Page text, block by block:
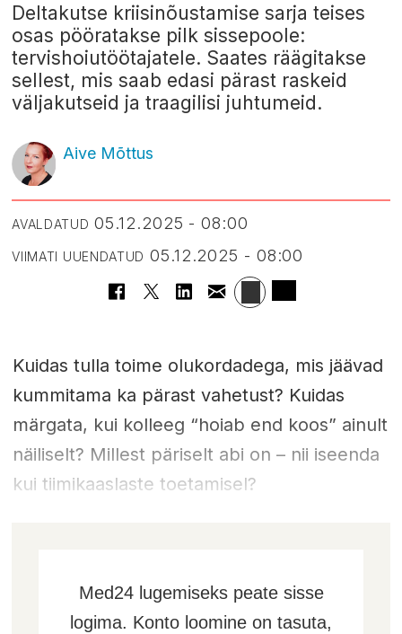
Deltakutse kriisinõustamise sarja teises
osas pööratakse pilk sissepoole:
tervishoiutöötajatele. Saates räägitakse
sellest, mis saab edasi pärast raskeid
väljakutseid ja traagilisi juhtumeid.
Aive Mõttus
AVALDATUD 05.12.2025 - 08:00
VIIMATI UUENDATUD 05.12.2025 - 08:00
Kuidas tulla toime olukordadega, mis jäävad
kummitama ka pärast vahetust? Kuidas
märgata, kui kolleeg “hoiab end koos” ainult
näiliselt? Millest päriselt abi on – nii iseenda
kui tiimikaaslaste toetamisel?
Med24 lugemiseks peate sisse
logima. Konto loomine on tasuta,